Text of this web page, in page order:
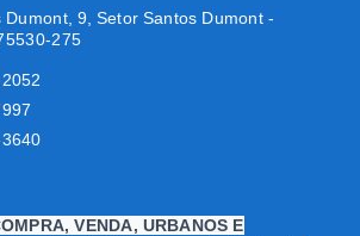
Dumont, 9, Setor Santos Dumont -
275
VENDA, URBANOS E